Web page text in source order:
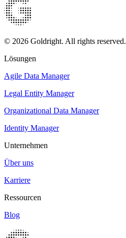
© 2026 Goldright. All rights reserved.
Lösungen
Agile Data Manager
Legal Entity Manager
Organizational Data Manager
Identity Manager
Unternehmen
Über uns
Karriere
Ressourcen
Blog